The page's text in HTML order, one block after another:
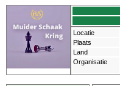
Locatie
Plaats
Land
Organisatie